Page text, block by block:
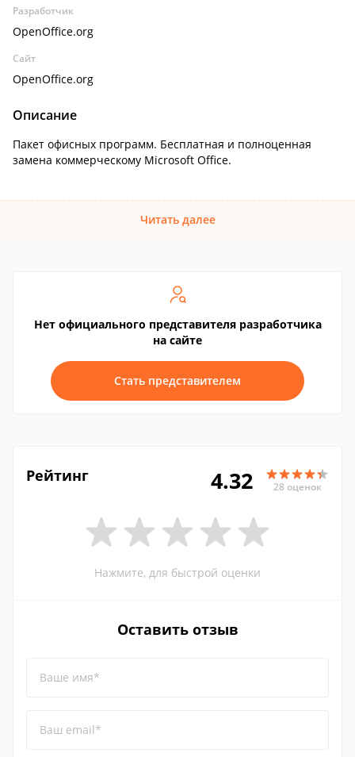
Разработчик
OpenOffice.org
Сайт
OpenOffice.org
Описание
Пакет офисных программ. Бесплатная и полноценная
замена коммерческому Microsoft Office.
Читать далее
Нет официального представителя разработчика
на сайте
Стать представителем
Рейтинг 4.32 28 оценок
Нажмите, для быстрой оценки
Оставить отзыв
Ваше имя*
Ваш email*